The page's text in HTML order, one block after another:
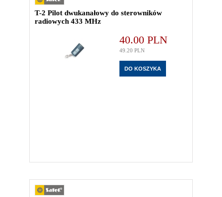
T-2 Pilot dwukanałowy do sterowników
radiowych 433 MHz
40.00 PLN
49.20 PLN